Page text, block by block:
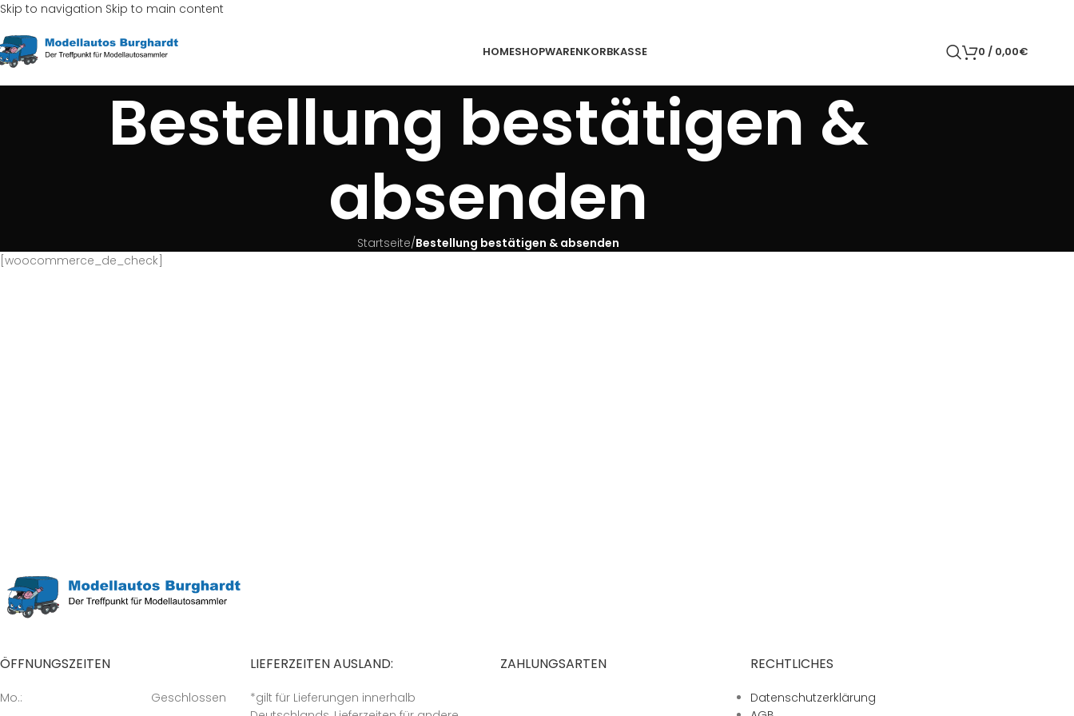
Skip to navigation Skip to main content
HOMESHOPWARENKORBKASSE 0 / 0,00€
Bestellung bestätigen &
absenden
Startseite/Bestellung bestätigen & absenden
[woocommerce_de_check]
ÖFFNUNGSZEITEN
Mo.: Geschlossen
LIEFERZEITEN AUSLAND:
*gilt für Lieferungen innerhalb
ZAHLUNGSARTEN RECHTLICHES
Datenschutzerklärung